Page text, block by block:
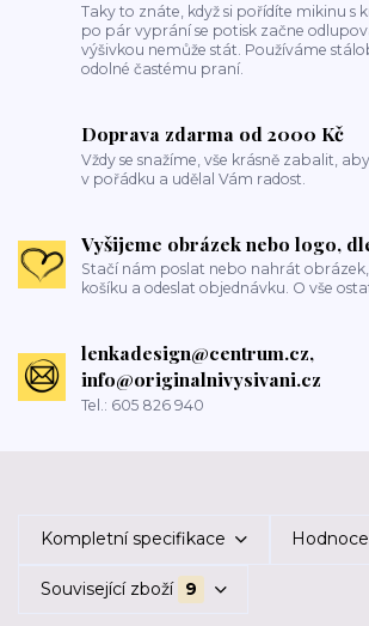
Taky to znáte, když si pořídíte mikinu s
po pár vyprání se potisk začne
výšivkou nemůže stát. Používáme
odolné častému praní.
Doprava zdarma od 2000 Kč
Vždy se snažíme, vše krásně zabalit,
v pořádku a udělal Vám radost.
Vyšijeme obrázek nebo logo,
Stačí nám poslat nebo nahrát
košíku a odeslat objednávku. O vše
lenkadesign@centrum.cz,
info@originalnivysivani.cz
Tel.: 605 826 940
Kompletní specifikace
Související zboží 9